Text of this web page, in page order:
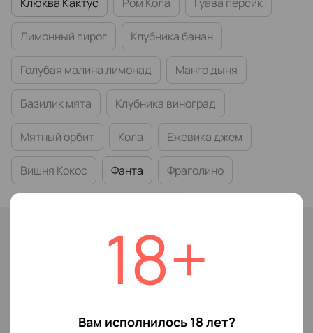
18+
Вам исполнилось 18 лет?
Лимонный пирог Клубника банан
Голубая малина лимонад Манго дыня
Базилик мята Клубника виноград
Мятный орбит Кола Ежевика джем
Вишня Кокос Фанта Фраголино
для отображения накопительной скидки